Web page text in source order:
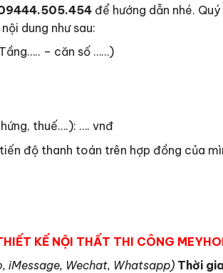
để hướng dẫn nhé.
dung như sau:
– căn số ……)
thuế….): …. vnđ
độ thanh toán trên hợp đồng của
KẾ NỘI THẤT THI CÔNG
iMessage, Wechat, Whatsapp) Thời